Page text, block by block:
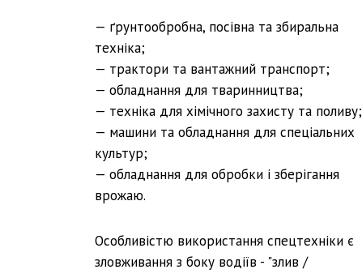
— ґрунтообробна, посівна та збиральна
техніка;
— трактори та вантажний транспорт;
— обладнання для тваринництва;
— техніка для хімічного захисту та поливу;
— машини та обладнання для спеціальних
культур;
— обладнання для обробки і зберігання
врожаю.
Особливістю використання спецтехніки є
зловживання з боку водіїв - "злив /